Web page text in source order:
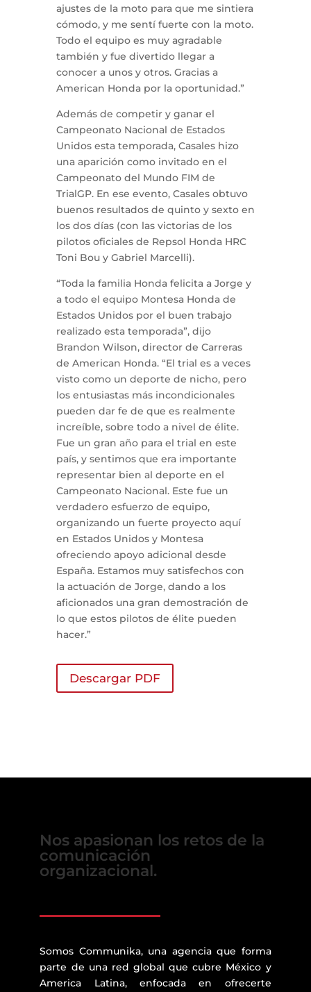
ajustes de la moto para que me sintiera
cómodo, y me sentí fuerte con la moto.
Todo el equipo es muy agradable
también y fue divertido llegar a
conocer a unos y otros. Gracias a
American Honda por la oportunidad.”
Además de competir y ganar el
Campeonato Nacional de Estados
Unidos esta temporada, Casales hizo
una aparición como invitado en el
Campeonato del Mundo FIM de
TrialGP. En ese evento, Casales obtuvo
buenos resultados de quinto y sexto en
los dos días (con las victorias de los
pilotos oficiales de Repsol Honda HRC
Toni Bou y Gabriel Marcelli).
“Toda la familia Honda felicita a Jorge y
a todo el equipo Montesa Honda de
Estados Unidos por el buen trabajo
realizado esta temporada”, dijo
Brandon Wilson, director de Carreras
de American Honda. “El trial es a veces
visto como un deporte de nicho, pero
los entusiastas más incondicionales
pueden dar fe de que es realmente
increíble, sobre todo a nivel de élite.
Fue un gran año para el trial en este
país, y sentimos que era importante
representar bien al deporte en el
Campeonato Nacional. Este fue un
verdadero esfuerzo de equipo,
organizando un fuerte proyecto aquí
en Estados Unidos y Montesa
ofreciendo apoyo adicional desde
España. Estamos muy satisfechos con
la actuación de Jorge, dando a los
aficionados una gran demostración de
lo que estos pilotos de élite pueden
hacer.”
Descargar PDF
Nos apasionan los retos de la
comunicación
organizacional.
Somos Communika, una agencia que forma
parte de una red global que cubre México y
America Latina, enfocada en ofrecerte